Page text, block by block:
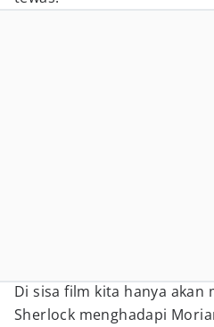
Di sisa film kita hanya
Sherlock menghadapi